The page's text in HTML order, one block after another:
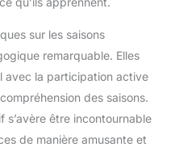
sur les saisons
remarquable. Elles
avec la participation active
des saisons.
être incontournable
de manière amusante et